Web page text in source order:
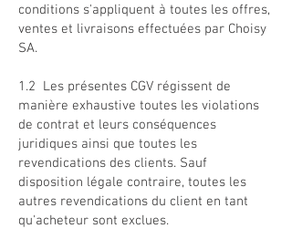
conditions s'appliquent à toutes les offres,
ventes et livraisons effectuées par Choisy
SA.
1.2 Les présentes CGV régissent de
manière exhaustive toutes les violations
de contrat et leurs conséquences
juridiques ainsi que toutes les
revendications des clients. Sauf
disposition légale contraire, toutes les
autres revendications du client en tant
qu'acheteur sont exclues.